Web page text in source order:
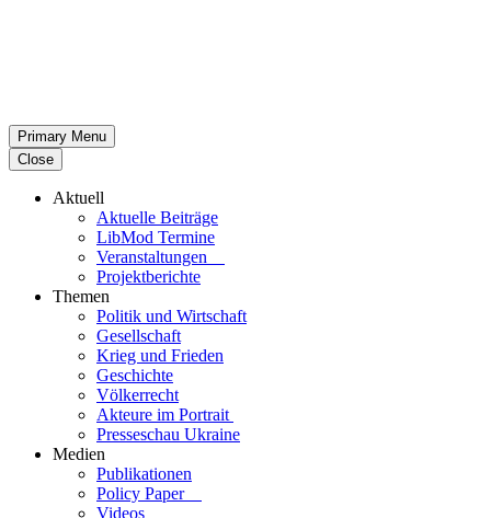
Primary Menu
Close
Aktuell
Aktu­elle Beiträge
LibMod Termine
Ver­an­stal­tun­gen
Pro­jekt­be­richte
Themen
Politik und Wirtschaft
Gesell­schaft
Krieg und Frieden
Geschichte
Völ­ker­recht
Akteure im Portrait
Pres­se­schau Ukraine
Medien
Publi­ka­tio­nen
Policy Paper
Videos